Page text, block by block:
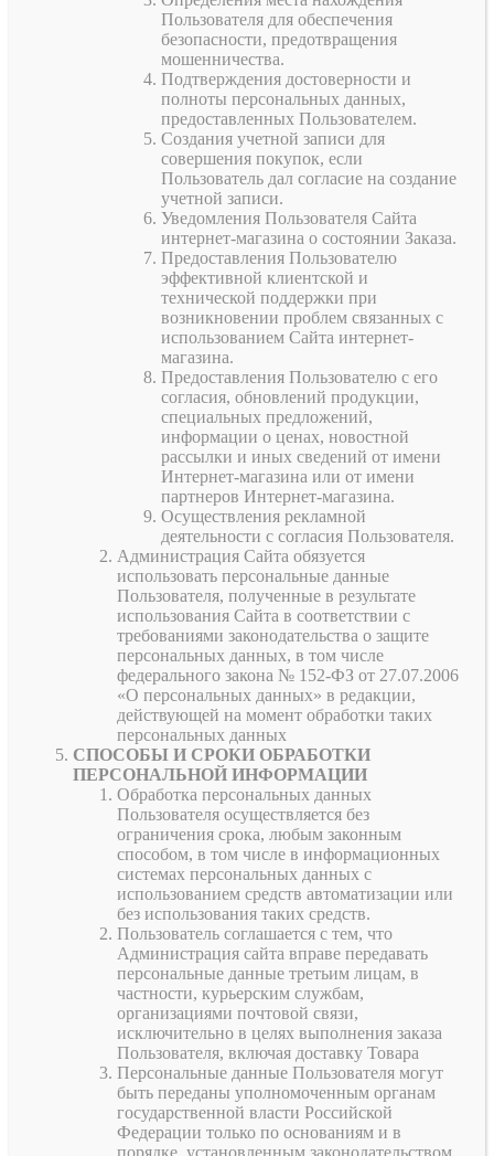
Пользователя для обеспечения
безопасности, предотвращения
мошенничества.
Подтверждения достоверности и
полноты персональных данных,
предоставленных Пользователем.
Создания учетной записи для
совершения покупок, если
Пользователь дал согласие на создание
учетной записи.
Уведомления Пользователя Сайта
интернет-магазина о состоянии Заказа.
Предоставления Пользователю
эффективной клиентской и
технической поддержки при
возникновении проблем связанных с
использованием Сайта интернет-
магазина.
Предоставления Пользователю с его
согласия, обновлений продукции,
специальных предложений,
информации о ценах, новостной
рассылки и иных сведений от имени
Интернет-магазина или от имени
партнеров Интернет-магазина.
Осуществления рекламной
деятельности с согласия Пользователя.
Администрация Сайта обязуется
использовать персональные данные
Пользователя, полученные в результате
использования Сайта в соответствии с
требованиями законодательства о защите
персональных данных, в том числе
федерального закона № 152-ФЗ от 27.07.2006
«О персональных данных» в редакции,
действующей на момент обработки таких
персональных данных
СПОСОБЫ И СРОКИ ОБРАБОТКИ
ПЕРСОНАЛЬНОЙ ИНФОРМАЦИИ
Обработка персональных данных
Пользователя осуществляется без
ограничения срока, любым законным
способом, в том числе в информационных
системах персональных данных с
использованием средств автоматизации или
без использования таких средств.
Пользователь соглашается с тем, что
Администрация сайта вправе передавать
персональные данные третьим лицам, в
частности, курьерским службам,
организациями почтовой связи,
исключительно в целях выполнения заказа
Пользователя, включая доставку Товара
Персональные данные Пользователя могут
быть переданы уполномоченным органам
государственной власти Российской
Федерации только по основаниям и в
порядке, установленным законодательством